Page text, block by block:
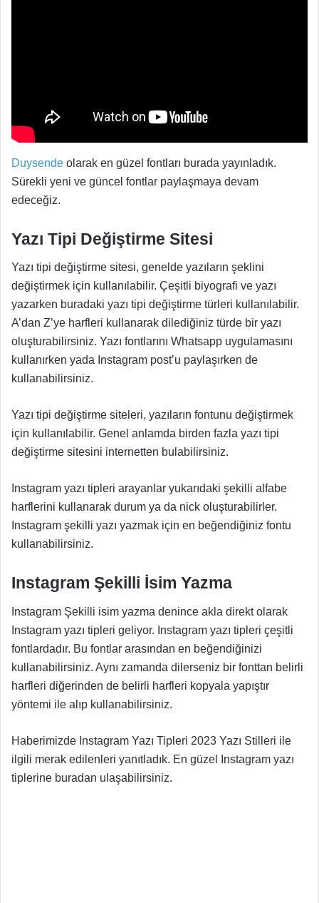
Duysende olarak en güzel fontları burada yayınladık.
Sürekli yeni ve güncel fontlar paylaşmaya devam
edeceğiz.
Yazı Tipi Değiştirme Sitesi
Yazı tipi değiştirme sitesi, genelde yazıların şeklini
değiştirmek için kullanılabilir. Çeşitli biyografi ve yazı
yazarken buradaki yazı tipi değiştirme türleri kullanılabilir.
A’dan Z’ye harfleri kullanarak dilediğiniz türde bir yazı
oluşturabilirsiniz. Yazı fontlarını Whatsapp uygulamasını
kullanırken yada Instagram post’u paylaşırken de
kullanabilirsiniz.
Yazı tipi değiştirme siteleri, yazıların fontunu değiştirmek
için kullanılabilir. Genel anlamda birden fazla yazı tipi
değiştirme sitesini internetten bulabilirsiniz.
Instagram yazı tipleri arayanlar yukarıdaki şekilli alfabe
harflerini kullanarak durum ya da nick oluşturabilirler.
Instagram şekilli yazı yazmak için en beğendiğiniz fontu
kullanabilirsiniz.
Instagram Şekilli İsim Yazma
Instagram Şekilli isim yazma denince akla direkt olarak
Instagram yazı tipleri geliyor. Instagram yazı tipleri çeşitli
fontlardadır. Bu fontlar arasından en beğendiğinizi
kullanabilirsiniz. Aynı zamanda dilerseniz bir fonttan belirli
harfleri diğerinden de belirli harfleri kopyala yapıştır
yöntemi ile alıp kullanabilirsiniz.
Haberimizde Instagram Yazı Tipleri 2023 Yazı Stilleri ile
ilgili merak edilenleri yanıtladık. En güzel Instagram yazı
tiplerine buradan ulaşabilirsiniz.